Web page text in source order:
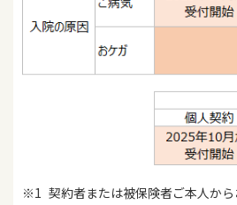
かんぽジャンクション
契約者または被保険者ご本人か